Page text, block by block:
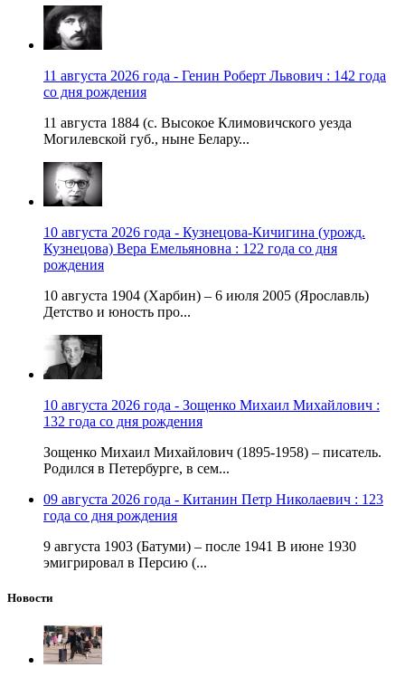
11 августа 2026 года - Генин Роберт Львович : 142 года
со дня рождения
11 августа 1884 (с. Высокое Климовичского уезда
Могилевской губ., ныне Белару...
10 августа 2026 года - Кузнецова-Кичигина (урожд.
Кузнецова) Вера Емельяновна : 122 года со дня
рождения
10 августа 1904 (Харбин) – 6 июля 2005 (Ярославль)
Детство и юность про...
10 августа 2026 года - Зощенко Михаил Михайлович :
132 года со дня рождения
Зощенко Михаил Михайлович (1895-1958) – писатель.
Родился в Петербурге, в сем...
09 августа 2026 года - Китанин Петр Николаевич : 123
года со дня рождения
9 августа 1903 (Батуми) – после 1941 В июне 1930
эмигрировал в Персию (...
Новости